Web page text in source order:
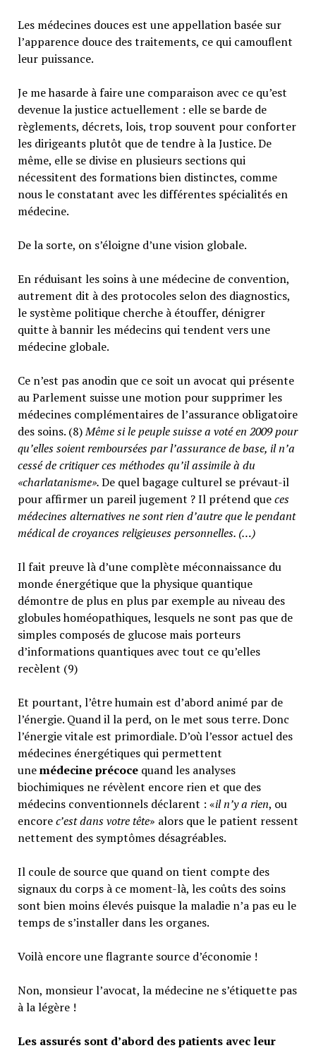
Les médecines douces est une appellation basée sur
l’apparence douce des traitements, ce qui camouflent
leur puissance.
Je me hasarde à faire une comparaison avec ce qu’est
devenue la justice actuellement : elle se barde de
règlements, décrets, lois, trop souvent pour conforter
les dirigeants plutôt que de tendre à la Justice. De
même, elle se divise en plusieurs sections qui
nécessitent des formations bien distinctes, comme
nous le constatant avec les différentes spécialités en
médecine.
De la sorte, on s’éloigne d’une vision globale.
En réduisant les soins à une médecine de convention,
autrement dit à des protocoles selon des diagnostics,
le système politique cherche à étouffer, dénigrer
quitte à bannir les médecins qui tendent vers une
médecine globale.
Ce n’est pas anodin que ce soit un avocat qui présente
au Parlement suisse une motion pour supprimer les
médecines complémentaires de l’assurance obligatoire
des soins. (8)Même si le peuple suisse a voté en 2009 pour
qu’elles soient remboursées par l’assurance de base, il n’a
cessé de critiquer ces méthodes qu’il assimile à du
«charlatanisme».De quel bagage culturel se prévaut-il
pour affirmer un pareil jugement ? Il prétend queces
médecines alternatives ne sont rien d’autre que le pendant
médical de croyances religieuses personnelles. (…)
Il fait preuve là d’une complète méconnaissance du
monde énergétique que la physique quantique
démontre de plus en plus par exemple au niveau des
globules homéopathiques, lesquels ne sont pas que de
simples composés de glucose mais porteurs
d’informations quantiques avec tout ce qu’elles
recèlent (9)
Et pourtant, l’être humain est d’abord animé par de
l’énergie. Quand il la perd, on le met sous terre. Donc
l’énergie vitale est primordiale. D’où l’essor actuel des
médecines énergétiques qui permettent
unemédecine précoce quand les analyses
biochimiques ne révèlent encore rien et que des
médecins conventionnels déclarent : «il n’y a rien, ou
encorec’est dans votre tête» alors que le patient ressent
nettement des symptômes désagréables.
Il coule de source que quand on tient compte des
signaux du corps à ce moment-là, les coûts des soins
sont bien moins élevés puisque la maladie n’a pas eu le
temps de s’installer dans les organes.
Voilà encore une flagrante source d’économie !
Non, monsieur l’avocat, la médecine ne s’étiquette pas
à la légère !
Les assurés sont d’abord des patients avec leur